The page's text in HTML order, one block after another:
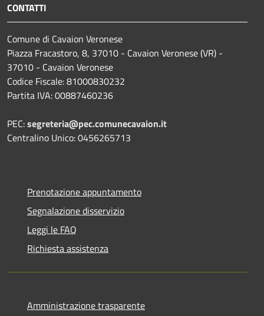
CONTATTI
Comune di Cavaion Veronese
Piazza Fracastoro, 8, 37010 - Cavaion Veronese (VR) -
37010 - Cavaion Veronese
Codice Fiscale: 81000830232
Partita IVA: 00887460236
PEC:segreteria@pec.comunecavaion.it
Centralino Unico: 0456265713
Prenotazione appuntamento
Segnalazione disservizio
Leggi le FAQ
Richiesta assistenza
Amministrazione trasparente